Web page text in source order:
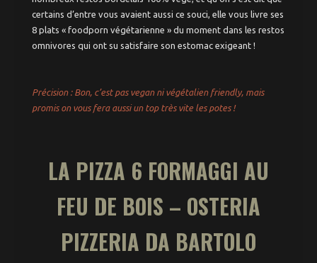
Trips sans voiture
certains d’entre vous avaient aussi ce souci, elle vous livre ses
8 plats « foodporn végétarienne » du moment dans les restos
omnivores qui ont su satisfaire son estomac exigeant !
Précision : Bon, c’est pas vegan ni végétalien friendly, mais
promis on vous fera aussi un top très vite les potes !
LA PIZZA 6 FORMAGGI AU
FEU DE BOIS – OSTERIA
PIZZERIA DA BARTOLO